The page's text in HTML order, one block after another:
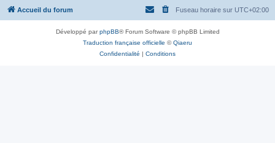
Accueil du forum Fuseau horaire sur UTC+02:00
Développé parphpBB® Forum Software © phpBB Limited
Traduction française officielle ©Qiaeru
Confidentialité | Conditions